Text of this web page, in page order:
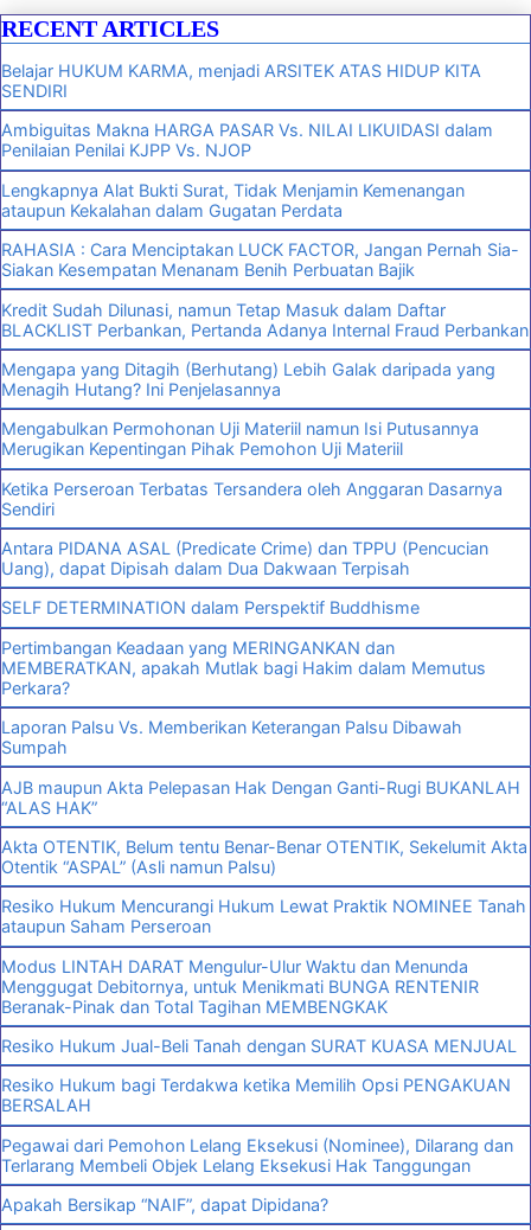
RECENT ARTICLES
Belajar HUKUM KARMA, menjadi ARSITEK ATAS HIDUP KITA
SENDIRI
Ambiguitas Makna HARGA PASAR Vs. NILAI LIKUIDASI dalam
Penilaian Penilai KJPP Vs. NJOP
Lengkapnya Alat Bukti Surat, Tidak Menjamin Kemenangan
ataupun Kekalahan dalam Gugatan Perdata
RAHASIA : Cara Menciptakan LUCK FACTOR, Jangan Pernah Sia-
Siakan Kesempatan Menanam Benih Perbuatan Bajik
Kredit Sudah Dilunasi, namun Tetap Masuk dalam Daftar
BLACKLIST Perbankan, Pertanda Adanya Internal Fraud Perbankan
Mengapa yang Ditagih (Berhutang) Lebih Galak daripada yang
Menagih Hutang? Ini Penjelasannya
Mengabulkan Permohonan Uji Materiil namun Isi Putusannya
Merugikan Kepentingan Pihak Pemohon Uji Materiil
Ketika Perseroan Terbatas Tersandera oleh Anggaran Dasarnya
Sendiri
Antara PIDANA ASAL (Predicate Crime) dan TPPU (Pencucian
Uang), dapat Dipisah dalam Dua Dakwaan Terpisah
SELF DETERMINATION dalam Perspektif Buddhisme
Pertimbangan Keadaan yang MERINGANKAN dan
MEMBERATKAN, apakah Mutlak bagi Hakim dalam Memutus
Perkara?
Laporan Palsu Vs. Memberikan Keterangan Palsu Dibawah
Sumpah
AJB maupun Akta Pelepasan Hak Dengan Ganti-Rugi BUKANLAH
“ALAS HAK”
Akta OTENTIK, Belum tentu Benar-Benar OTENTIK, Sekelumit Akta
Otentik “ASPAL” (Asli namun Palsu)
Resiko Hukum Mencurangi Hukum Lewat Praktik NOMINEE Tanah
ataupun Saham Perseroan
Modus LINTAH DARAT Mengulur-Ulur Waktu dan Menunda
Menggugat Debitornya, untuk Menikmati BUNGA RENTENIR
Beranak-Pinak dan Total Tagihan MEMBENGKAK
Resiko Hukum Jual-Beli Tanah dengan SURAT KUASA MENJUAL
Resiko Hukum bagi Terdakwa ketika Memilih Opsi PENGAKUAN
BERSALAH
Pegawai dari Pemohon Lelang Eksekusi (Nominee), Dilarang dan
Terlarang Membeli Objek Lelang Eksekusi Hak Tanggungan
Apakah Bersikap “NAIF”, dapat Dipidana?